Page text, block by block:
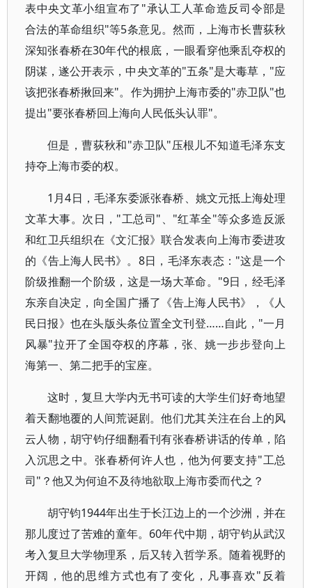
表中央文革小组宣布了"承认工人革命造反司令部是
合法的革命组织"等5条意见。然而，上海市长曹荻秋
深知张春桥在30年代的根底，一眼看穿他乘乱夺权的
阴谋，遂公开表示，中央文革的"五条"是大毒草，"应
该把张春桥揪回来"。作为拥护上海市委的"赤卫队"也
提出"要张春桥回上海向人民低头认罪"。
但是，曹荻秋和"赤卫队"压根儿不知道毛泽东支
持夺上海市委的权。
1月4日，毛泽东委派张春桥、姚文元抵上海处理
文革大事。次日，"工总司"、"红革全"等众多造反派
和红卫兵组织在《文汇报》联合发表向上海市委进攻
的《告上海人民书》。8日，毛泽东表态："这是一个
阶级推翻一个阶级，这是一场大革命。"9日，经毛泽
东亲自决定，向全国广播了《告上海人民书》，《人
民日报》也在头版头条位置全文刊登……自此，"一月
风暴"拉开了全国夺权的序幕，张、姚一步步登向上
海第一、第二把手的宝座。
这时，复旦大学内无书可读的大学生们好奇地望
着天翻地覆的人间荒诞剧。他们尤其关注在台上的风
云人物，胡守钧仔细翻看刊有张春桥讲话的传单，陷
入沉思之中。张春桥何许人也，他为何要支持"工总
司"？他又为何迫不及待地欲取上海市委而代之？
胡守钧1944年出生于长江边上的一个沙洲，并在
那儿度过了苦难的童年。60年代中期，胡守钧从武汉
考入复旦大学物理系，后又转入哲学系。随着视野的
开阔，他的思维方式也有了变化，凡事喜欢"反着